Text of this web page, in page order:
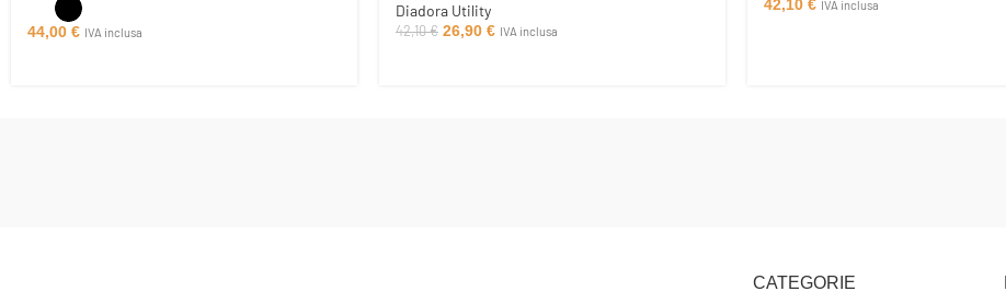
44,00 € IVA inclusa
Diadora Utility
42,10€ 26,90 € IVA inclusa
42,10 € IVA inclusa
CATEGORIE